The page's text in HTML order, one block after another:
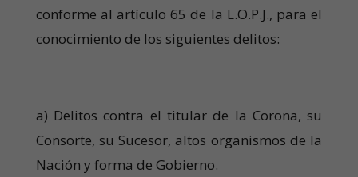
conforme al artículo 65 de la L.O.P.J., para el
conocimiento de los siguientes delitos:
a) Delitos contra el titular de la Corona, su
Consorte, su Sucesor, altos organismos de la
Nación y forma de Gobierno.